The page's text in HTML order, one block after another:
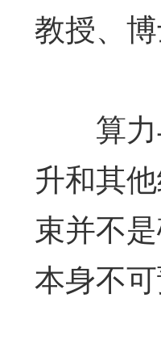
教授、
算力
升和其
束并不
本身不可